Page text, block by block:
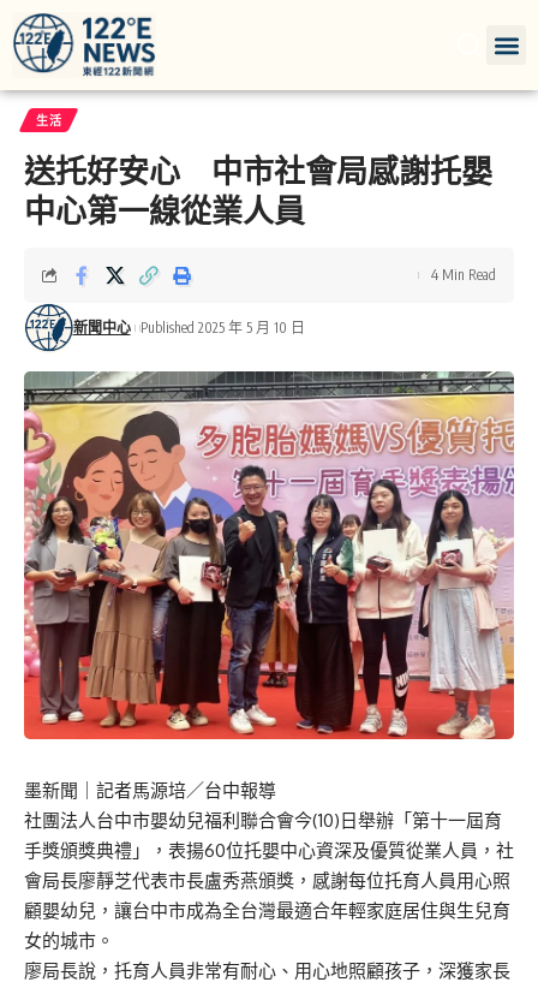
生活
送托好安心 中市社會局感謝托嬰
中心第一線從業人員
新聞中心 Published 2025 年 5 月 10 日
4 Min Read
墨新聞 ｜記者馬源培／台中報導
社團法人台中市嬰幼兒福利聯合會今(10)日舉辦「第十一屆育
手獎頒獎典禮」，表揚60位托嬰中心資深及優質從業人員，社
會局長廖靜芝代表市長盧秀燕頒獎，感謝每位托育人員用心照
顧嬰幼兒，讓台中市成為全台灣最適合年輕家庭居住與生兒育
女的城市。
廖局長說，托育人員非常有耐心、用心地照顧孩子，深獲家長